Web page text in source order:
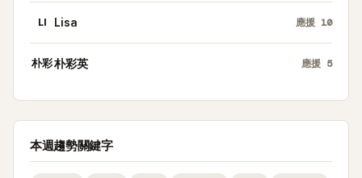
LI Lisa 應援 10
朴彩朴彩英 應援 5
本週趨勢關鍵字